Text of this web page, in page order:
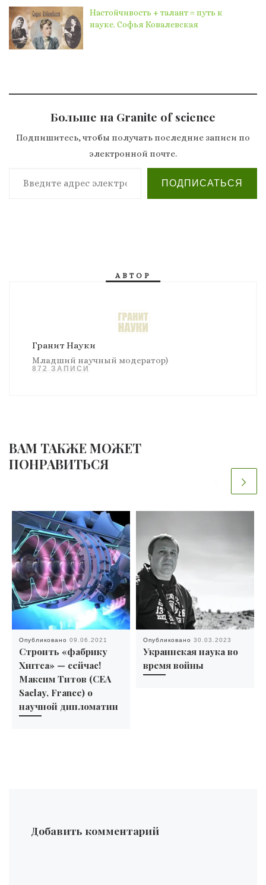
Настойчивость + талант = путь к
науке. Софья Ковалевская
Больше на Granite of science
Подпишитесь, чтобы получать последние записи по
электронной почте.
Введите адрес электронной почты…
ПОДПИСАТЬСЯ
АВТОР
Гранит Науки
Младший научный модератор)
872 ЗАПИСИ
ВАМ ТАКЖЕ МОЖЕТ
ПОНРАВИТЬСЯ
Опубликовано 09.06.2021
Строить «фабрику
Хиггса» — сейчас!
Максим Титов (CEA
Saclay, France) о
научной дипломатии
Опубликовано 30.03.2023
Украинская наука во
время войны
Добавить комментарий